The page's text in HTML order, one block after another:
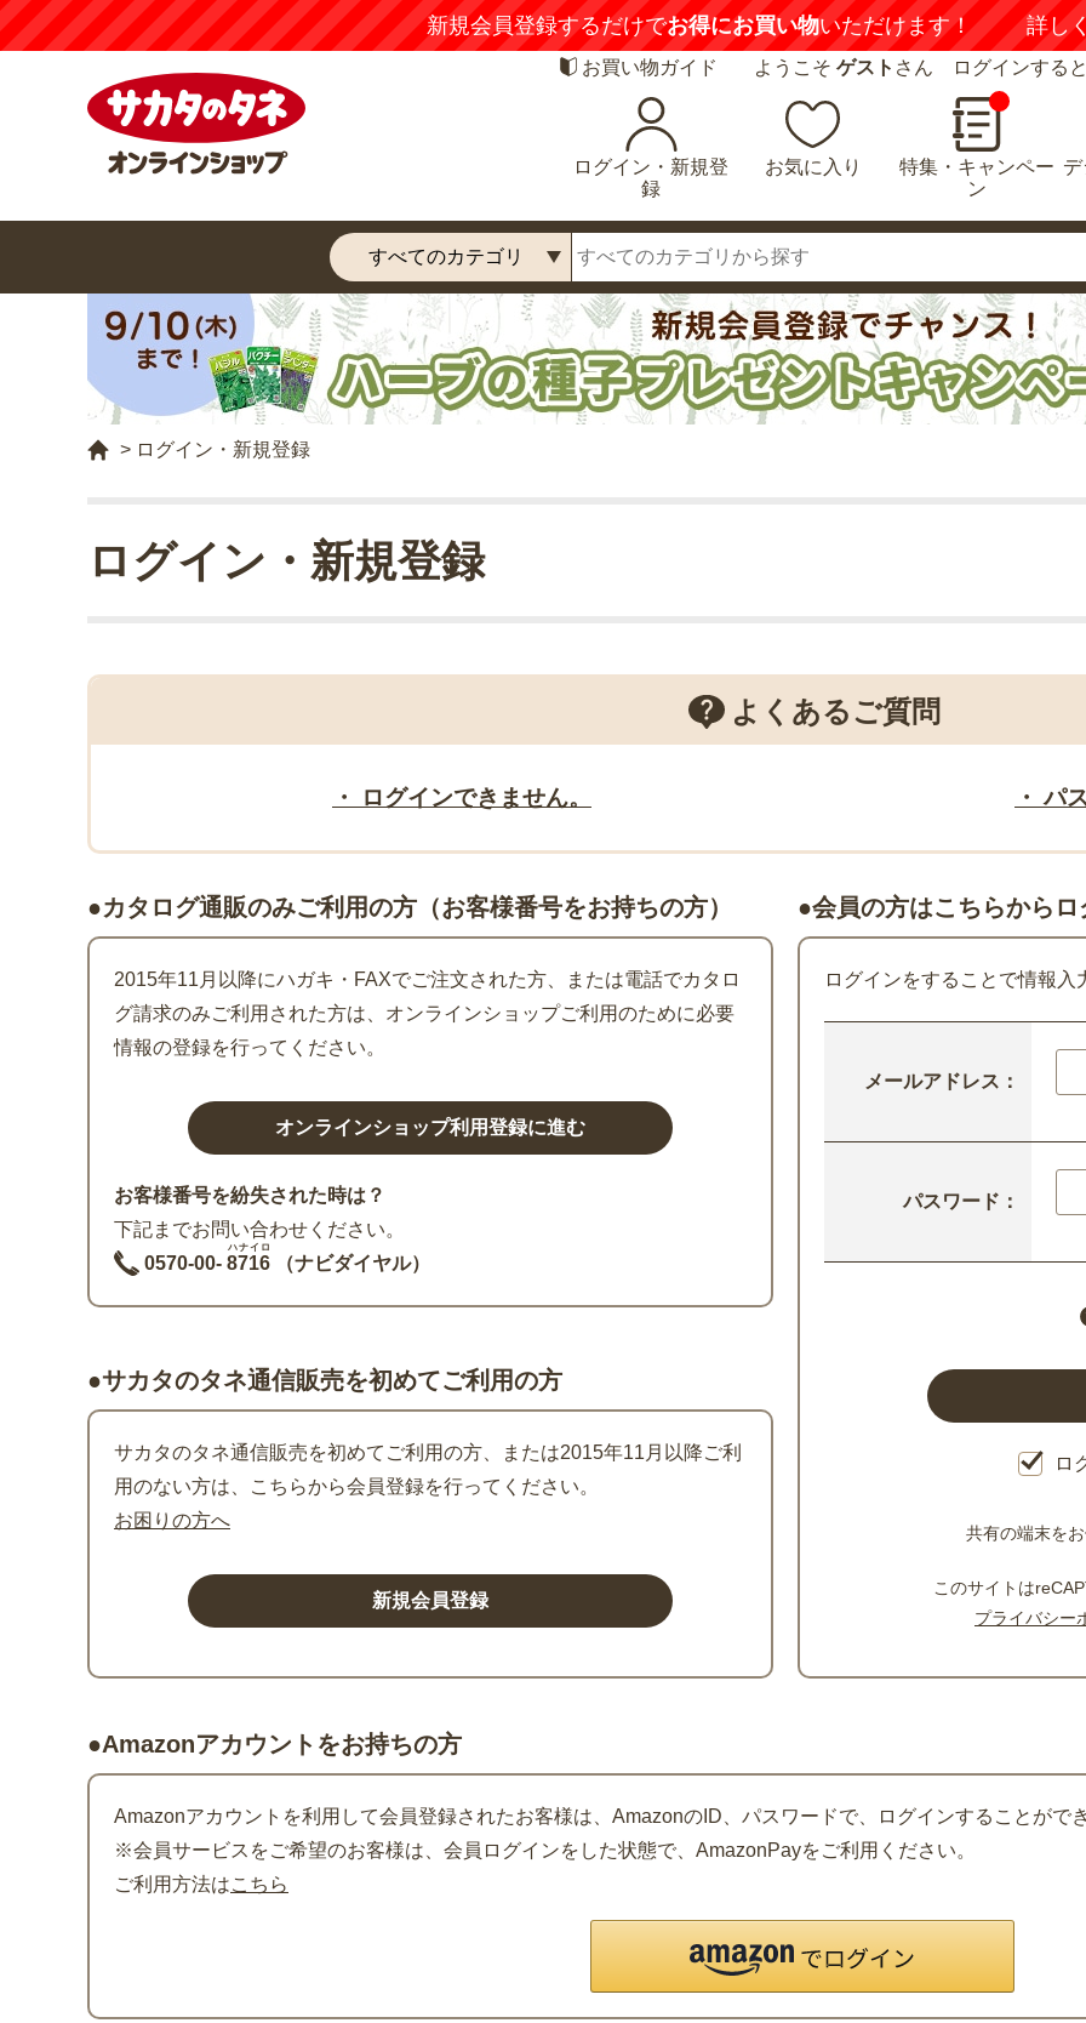
新規会員登録するだけでお得にお買い物いただけます！ 詳し
お買い物ガイド ようこそ ゲスト さん ログインする
ログイン・新規登
録
お気に入り
特集・キャンペー
ン
> ログイン・新規登録
ログイン・新規登録
よくあるご質問
・ ログインできません。 ・ パ
●カタログ通販のみご利用の方（お客様番号をお持ちの方）
2015年11月以降にハガキ・FAXでご注文された方、または電話でカタロ
グ請求のみご利用された方は、オンラインショップご利用のために必要
情報の登録を行ってください。
お客様番号を紛失された時は？
下記までお問い合わせください。
0570-00- 8716
ハナイロ
（ナビダイヤル）
●サカタのタネ通信販売を初めてご利用の方
サカタのタネ通信販売を初めてご利用の方、または2015年11月以降ご利
用のない方は、こちらから会員登録を行ってください。
お困りの方へ
●会員の方はこちらから
ログインをすることで情報
メールアドレス：
パスワード：
ロ
共有の端末を
このサイトは
プライバシー
●Amazonアカウントをお持ちの方
Amazonアカウントを利用して会員登録されたお客様は、AmazonのID、パスワードで、ログインすることがで
※会員サービスをご希望のお客様は、会員ログインをした状態で、AmazonPayをご利用ください。
ご利用方法はこちら